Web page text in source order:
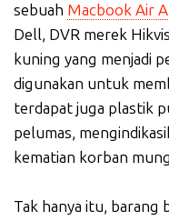
sebuah Macbook Air
Dell, DVR merek
kuning yang menjadi
digunakan untuk
terdapat juga plastik
pelumas,
kematian korban
Tak hanya itu, barang